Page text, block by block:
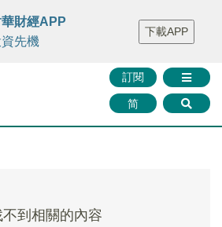
FINMETA 財華證券 媒體矩陣
智庫沙龍
聯絡我們
訂閱
简
財經APP
先機
下載APP
不到相關的內容